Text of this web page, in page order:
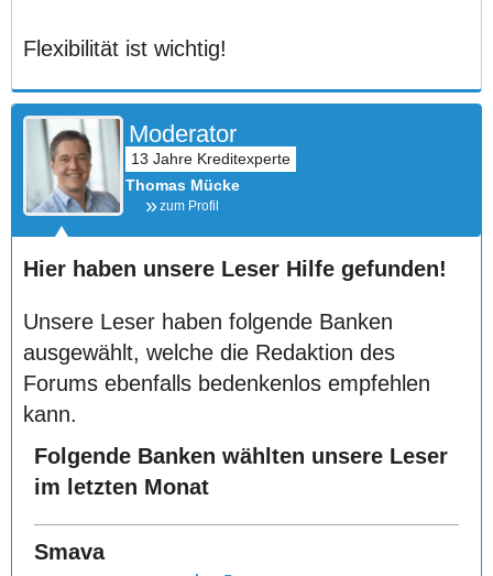
Flexibilität ist wichtig!
Moderator
Thomas Mücke
zum Profil
Hier haben unsere Leser Hilfe gefunden!
Unsere Leser haben folgende Banken
ausgewählt, welche die Redaktion des
Forums ebenfalls bedenkenlos empfehlen
kann.
Folgende Banken wählten unsere Leser
im letzten Monat
Smava